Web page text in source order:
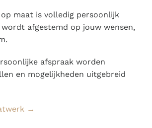
maat is volledig persoonlijk
afgestemd op jouw wensen,
afspraak worden
en mogelijkheden uitgebreid
→